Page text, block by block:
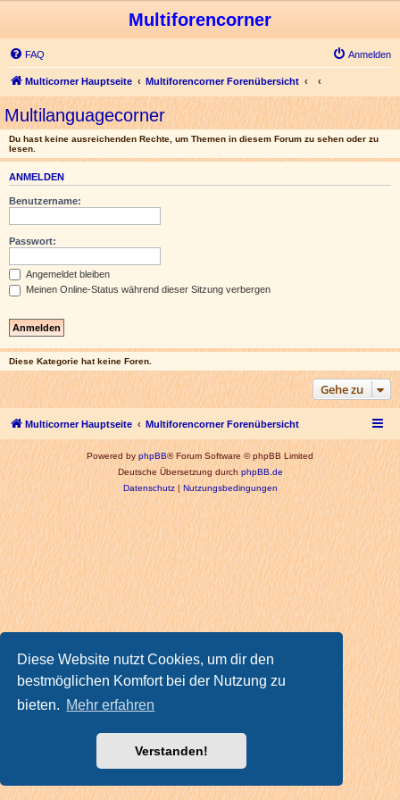
Diese Website nutzt Cookies, um dir den
bestmöglichen Komfort bei der Nutzung zu
bieten. Mehr erfahren
Verstanden!
Multiforencorner
FAQ Anmelden
Multicorner Hauptseite Multiforencorner Forenübersicht
Multilanguagecorner
Du hast keine ausreichenden Rechte, um Themen in diesem Forum zu sehen oder zu
lesen.
ANMELDEN
Benutzername:
Passwort:
Angemeldet bleiben
Meinen Online-Status während dieser Sitzung verbergen
Diese Kategorie hat keine Foren.
Gehe zu
Multicorner Hauptseite Multiforencorner Forenübersicht
Powered byphpBB® Forum Software © phpBB Limited
Deutsche Übersetzung durchphpBB.de
Datenschutz|Nutzungsbedingungen